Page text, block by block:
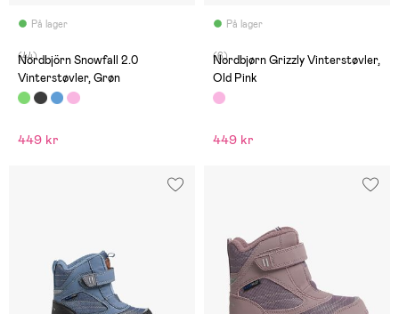
På lager
(44)
Nordbjörn Snowfall 2.0
Vinterstøvler, Grøn
449 kr
På lager
(6)
Nordbjørn Grizzly Vinterstøvler,
Old Pink
449 kr